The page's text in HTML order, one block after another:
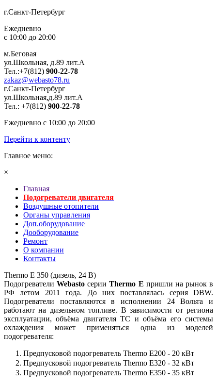
г.Санкт-Петербург
Ежедневно
с 10:00 до 20:00
м.Беговая
ул.Школьная, д.89 лит.А
Тел.:+7(812) 900-22-78
zakaz@webasto78.ru
г.Санкт-Петербург
ул.Школьная,д.89 лит.А
Тел.: +7(812) 900-22-78
Ежедневно с 10:00 до 20:00
Перейти к контенту
Главное меню:
×
Главная
Подогреватели двигателя
Воздушные отопители
Органы управления
Доп.оборудование
Дооборудование
Ремонт
О компании
Контакты
Thermo E 350 (дизель, 24 В)
ПодогревателиWebasto серииThermo E пришли на рынок в
РФ летом 2011 года. До них поставлялась серия DBW.
Подогреватели поставляются в исполнении 24 Вольта и
работают на дизельном топливе. В зависимости от региона
эксплуатации, объёма двигателя ТС и объёма его системы
охлаждения может применяться одна из моделей
подогревателя:
Предпусковой подогреватель Thermo E200 - 20 кВт
Предпусковой подогреватель Thermo E320 - 32 кВт
Предпусковой подогреватель Thermo E350 - 35 кВт